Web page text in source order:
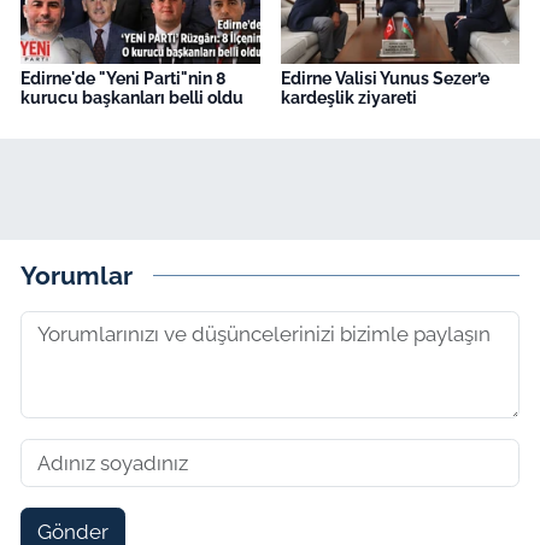
Edirne'de "Yeni Parti"nin 8
kurucu başkanları belli oldu
Edirne Valisi Yunus Sezer’e
kardeşlik ziyareti
Yorumlar
Gönder